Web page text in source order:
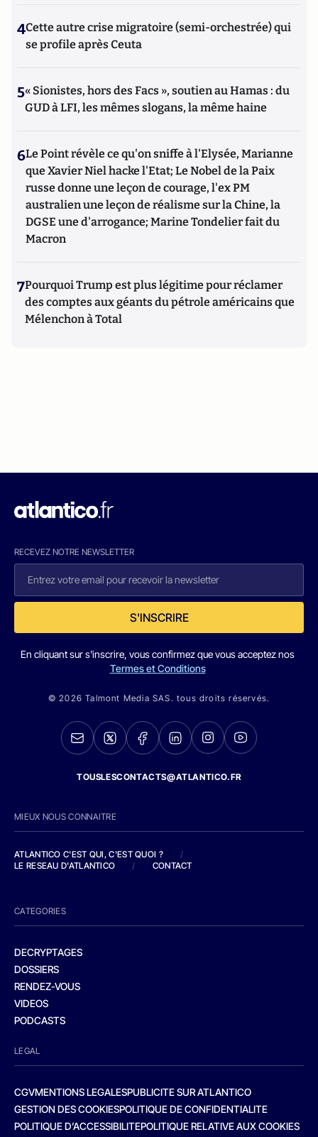
4Cette autre crise migratoire (semi-orchestrée) qui
se profile après Ceuta
5« Sionistes, hors des Facs », soutien au Hamas : du
GUD à LFI, les mêmes slogans, la même haine
6Le Point révèle ce qu'on sniffe à l'Elysée, Marianne
que Xavier Niel hacke l'Etat; Le Nobel de la Paix
russe donne une leçon de courage, l'ex PM
australien une leçon de réalisme sur la Chine, la
DGSE une d'arrogance; Marine Tondelier fait du
Macron
7Pourquoi Trump est plus légitime pour réclamer
des comptes aux géants du pétrole américains que
Mélenchon à Total
RECEVEZ NOTRE NEWSLETTER
S'INSCRIRE
En cliquant sur s'inscrire, vous confirmez que vous acceptez nos
Termes et Conditions
© 2026 Talmont Media SAS. tous droits réservés.
TOUSLESCONTACTS@ATLANTICO.FR
MIEUX NOUS CONNAITRE
ATLANTICO C'EST QUI, C'EST QUOI ?
/
LE RESEAU D'ATLANTICO
/ CONTACT
CATEGORIES
DECRYPTAGES
DOSSIERS
RENDEZ-VOUS
VIDEOS
PODCASTS
LEGAL
CGVMENTIONS LEGALESPUBLICITE SUR ATLANTICO
GESTION DES COOKIESPOLITIQUE DE CONFIDENTIALITE
POLITIQUE D’ACCESSIBILITEPOLITIQUE RELATIVE AUX COOKIES